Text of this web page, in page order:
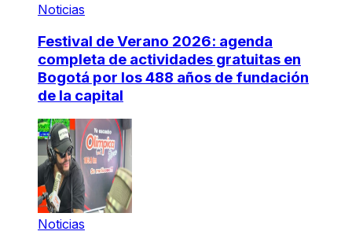
Noticias
Festival de Verano 2026: agenda
completa de actividades gratuitas en
Bogotá por los 488 años de fundación
de la capital
Noticias